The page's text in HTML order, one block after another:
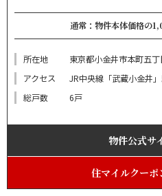
通常：物件本体価格の
所在地
東京都小金井市本町五
アクセス
JR中央線「武蔵小金井
総戸数
6戸
物件公式サ
住マイルクーポ